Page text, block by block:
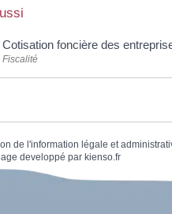
Cotisation foncière des
Fiscalité
de l'information légale et
developpé par kienso.fr